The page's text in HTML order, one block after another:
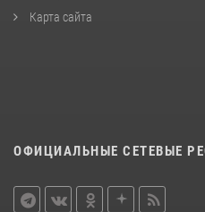
Карта сайта
ОФИЦИАЛЬНЫЕ СЕТЕВЫЕ